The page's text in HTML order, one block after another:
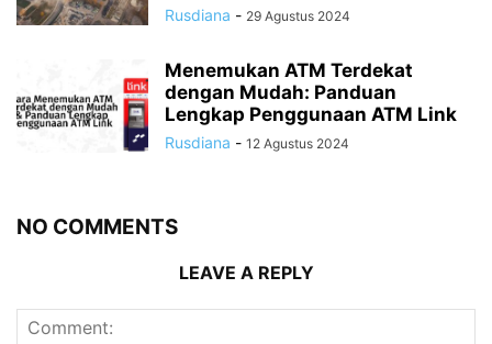
Rusdiana - 29 Agustus 2024
Menemukan ATM Terdekat
dengan Mudah: Panduan
Lengkap Penggunaan ATM Link
Rusdiana - 12 Agustus 2024
NO COMMENTS
LEAVE A REPLY